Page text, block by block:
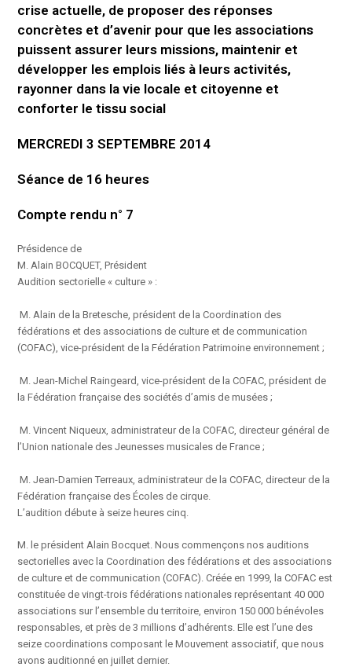
crise actuelle, de proposer des réponses
concrètes et d’avenir pour que les associations
puissent assurer leurs missions, maintenir et
développer les emplois liés à leurs activités,
rayonner dans la vie locale et citoyenne et
conforter le tissu social
MERCREDI 3 SEPTEMBRE 2014
Séance de 16 heures
Compte rendu n° 7
Présidence de
M. Alain BOCQUET, Président
Audition sectorielle « culture » :
M. Alain de la Bretesche, président de la Coordination des
fédérations et des associations de culture et de communication
(COFAC), vice-président de la Fédération Patrimoine environnement ;
M. Jean-Michel Raingeard, vice-président de la COFAC, président de
la Fédération française des sociétés d’amis de musées ;
M. Vincent Niqueux, administrateur de la COFAC, directeur général de
l’Union nationale des Jeunesses musicales de France ;
M. Jean-Damien Terreaux, administrateur de la COFAC, directeur de la
Fédération française des Écoles de cirque.
L’audition débute à seize heures cinq.
M. le président Alain Bocquet. Nous commençons nos auditions
sectorielles avec la Coordination des fédérations et des associations
de culture et de communication (COFAC). Créée en 1999, la COFAC est
constituée de vingt-trois fédérations nationales représentant 40 000
associations sur l’ensemble du territoire, environ 150 000 bénévoles
responsables, et près de 3 millions d’adhérents. Elle est l’une des
seize coordinations composant le Mouvement associatif, que nous
avons auditionné en juillet dernier.